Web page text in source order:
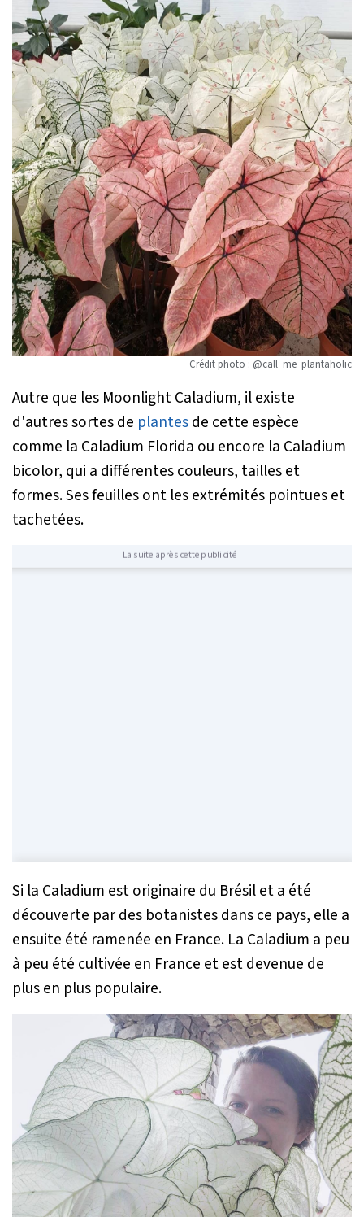
Crédit photo : @call_me_plantaholic
Autre que les Moonlight Caladium, il existe
d'autres sortes de plantesde cette espèce
comme la Caladium Florida ou encore la Caladium
bicolor, qui a différentes couleurs, tailles et
formes. Ses feuilles ont les extrémités pointues et
tachetées.
La suite après cette publicité
Si la Caladium est originaire du Brésil et a été
découverte par des botanistes dans ce pays, elle a
ensuite été ramenée en France. La Caladium a peu
à peu été cultivée en France et est devenue de
plus en plus populaire.